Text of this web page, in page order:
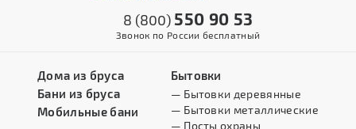
8 (800) 550 90 53
Звонок по России бесплатный
Дома из бруса
Бани из бруса
Мобильные бани
Бытовки
— Бытовки деревянные
— Бытовки металлические
— Посты охраны